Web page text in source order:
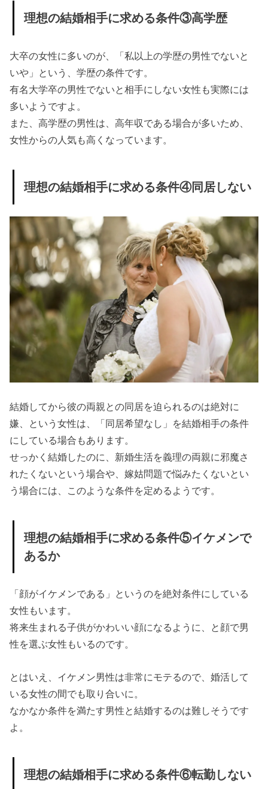
理想の結婚相手に求める条件③高学歴
大卒の女性に多いのが、「私以上の学歴の男性でないと
いや」という、学歴の条件です。
有名大学卒の男性でないと相手にしない女性も実際には
多いようですよ。
また、高学歴の男性は、高年収である場合が多いため、
女性からの人気も高くなっています。
理想の結婚相手に求める条件④同居しない
結婚してから彼の両親との同居を迫られるのは絶対に
嫌、という女性は、「同居希望なし」を結婚相手の条件
にしている場合もあります。
せっかく結婚したのに、新婚生活を義理の両親に邪魔さ
れたくないという場合や、嫁姑問題で悩みたくないとい
う場合には、このような条件を定めるようです。
理想の結婚相手に求める条件⑤イケメンで
あるか
「顔がイケメンである」というのを絶対条件にしている
女性もいます。
将来生まれる子供がかわいい顔になるように、と顔で男
性を選ぶ女性もいるのです。
とはいえ、イケメン男性は非常にモテるので、婚活して
いる女性の間でも取り合いに。
なかなか条件を満たす男性と結婚するのは難しそうです
よ。
理想の結婚相手に求める条件⑥転勤しない